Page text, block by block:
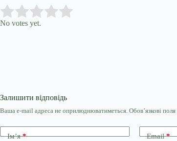
Rate this item:
No votes yet.
Залишити відповідь
Ваша e-mail адреса не оприлюднюватиметься. Обов’язкові поля
Ім’я* Email*